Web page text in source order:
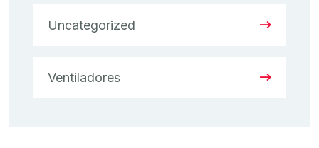
Uncategorized
Ventiladores